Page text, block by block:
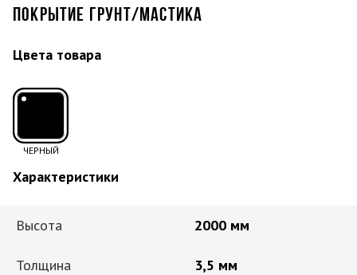
ПОКРЫТИЕ ГРУНТ/МАСТИКА
Цвета товара
ЧЕРНЫЙ
Характеристики
Высота 2000 мм
Толщина 3,5 мм